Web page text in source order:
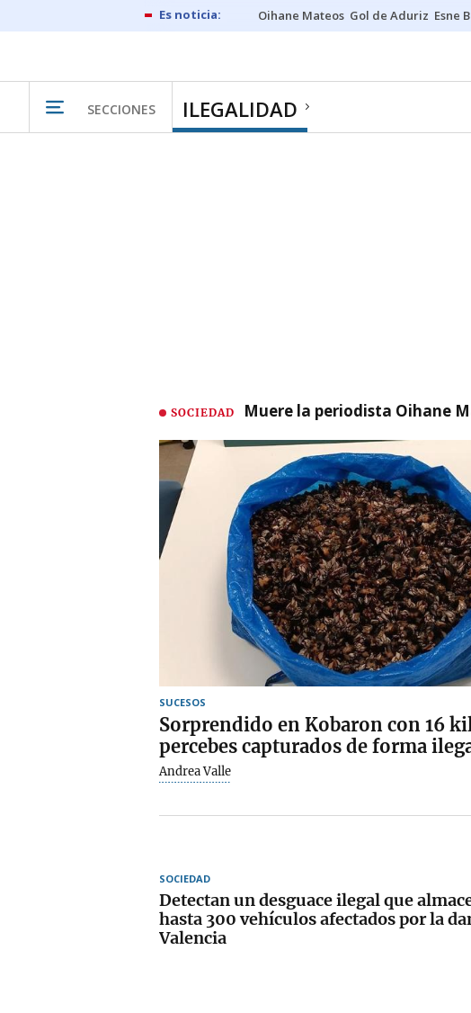
Oihane Mateos Gol de Aduriz Esne
SECCIONES ILEGALIDAD
SOCIEDAD Muere la periodista Oihane
SUCESOS
Sorprendido en Kobaron con 16
percebes capturados de forma
Andrea Valle
SOCIEDAD
Detectan un desguace ilegal que
hasta 300 vehículos afectados por la
Valencia